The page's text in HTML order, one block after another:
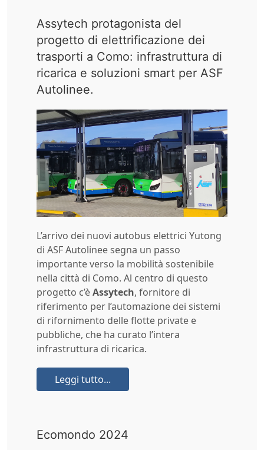
Assytech protagonista del
progetto di elettrificazione dei
trasporti a Como: infrastruttura di
ricarica e soluzioni smart per ASF
Autolinee.
L’arrivo dei nuovi autobus elettrici Yutong
di ASF Autolinee segna un passo
importante verso la mobilità sostenibile
nella città di Como. Al centro di questo
progetto c’èAssytech, fornitore di
riferimento per l’automazione dei sistemi
di rifornimento delle flotte private e
pubbliche, che ha curato l’intera
infrastruttura di ricarica.
Leggi tutto...
Ecomondo 2024